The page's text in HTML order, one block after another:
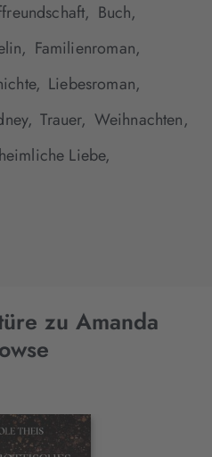
Buch,
Familienroman,
Liebesroman,
Trauer, Weihnachten,
heimliche Liebe,
zu Amanda